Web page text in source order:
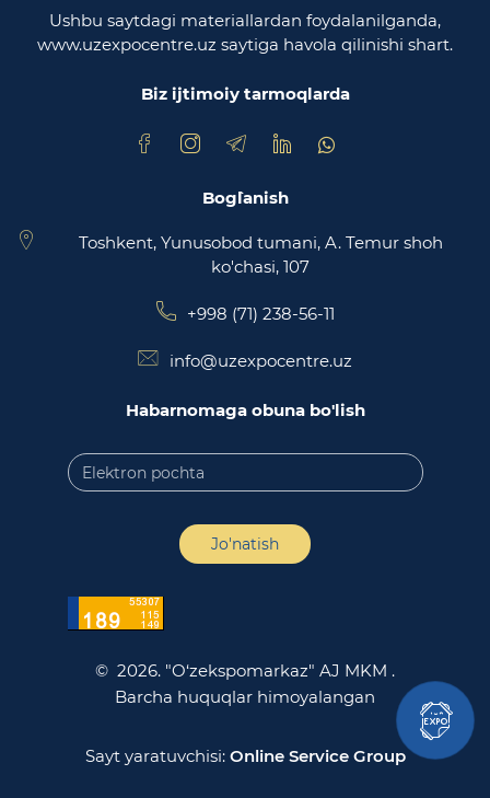
O‘zbekiston Respublikasi Adliya vazirligi
Trade Uzbekistan milliy eksportbop savdo
Ushbu saytdagi materiallardan foydalanilganda,
www.uzexpocentre.uz saytiga havola qilinishi shart.
Biz ijtimoiy tarmoqlarda
Bog`lanish
Toshkent, Yunusobod tumani, A. Temur shoh
ko'chasi, 107
+998 (71) 238-56-11
info@uzexpocentre.uz
Habarnomaga obuna bo'lish
Jo'natish
© 2026. "O‘zekspomarkaz" AJ MKM .
Barcha huquqlar himoyalangan
Sayt yaratuvchisi: Online Service Group